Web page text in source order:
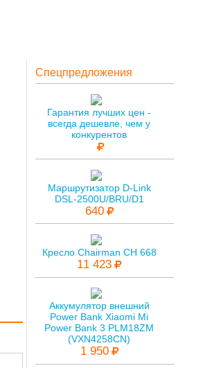
Спецпредложения
Гарантия лучших цен -
всегда дешевле, чем у
конкурентов
Маршрутизатор D-Link
DSL-2500U/BRU/D1
640
Кресло Chairman CH 668
11 423
Аккумулятор внешний
Power Bank Xiaomi Mi
Power Bank 3 PLM18ZM
(VXN4258CN)
1 950